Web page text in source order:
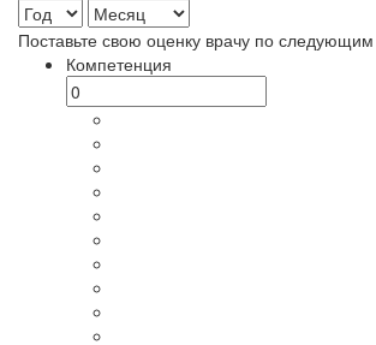
Поставьте свою оценку врачу по
Компетенция